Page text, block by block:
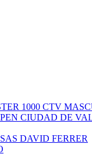
1000 CTV
CIUDAD DE
DAVID FERRER